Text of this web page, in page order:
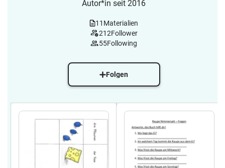
Autor*in seit 2016
11 Materialien
212Follower
55Following
Folgen